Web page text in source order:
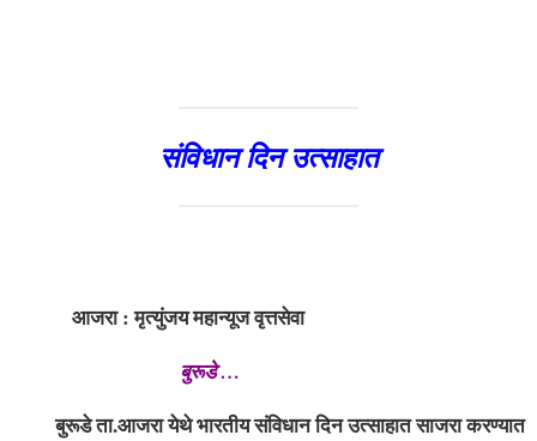
संविधान दिन उत्साहात
आजरा : मृत्युंजय महान्यूज वृत्तसेवा
बुरूडे …
बुरूडे ता.आजरा येथे भारतीय संविधान दिन उत्साहात साजरा करण्यात